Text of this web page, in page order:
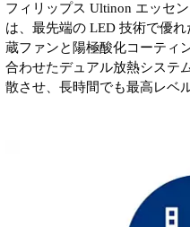
フィリップス Ultinon エッセ
は、最先端の LED 技術で優
蔵ファンと陽極酸化コーティ
合わせたデュアル放熱システ
散させ、長時間でも最高レベ